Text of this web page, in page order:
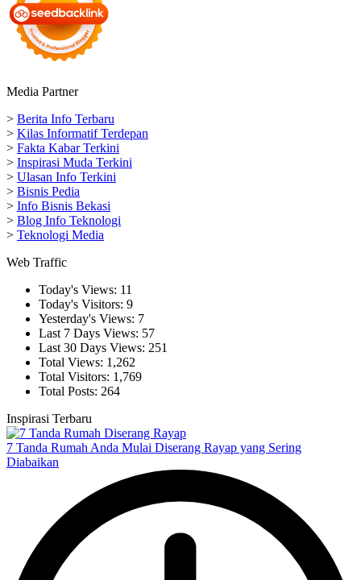
Media Partner
> Berita Info Terbaru
> Kilas Informatif Terdepan
> Fakta Kabar Terkini
> Inspirasi Muda Terkini
> Ulasan Info Terkini
> Bisnis Pedia
> Info Bisnis Bekasi
> Blog Info Teknologi
> Teknologi Media
Web Traffic
Today's Views: 11
Today's Visitors: 9
Yesterday's Views: 7
Last 7 Days Views: 57
Last 30 Days Views: 251
Total Views: 1,262
Total Visitors: 1,769
Total Posts: 264
Inspirasi Terbaru
7 Tanda Rumah Anda Mulai Diserang Rayap yang Sering
Diabaikan